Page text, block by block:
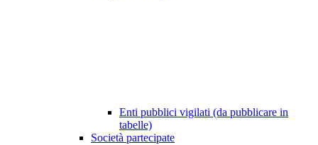
Enti pubblici vigilati (da pubblicare in
tabelle)
Società partecipate